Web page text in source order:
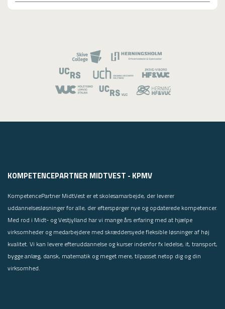
KOMPETENCEPARTNER MIDTVEST - KPMV
KompetencePartner MidtVest er et skolesamarbejde, der leverer
uddannelsesløsninger for alle, der efterspørger nye og opdaterede kompetencer.
Med rod i Midt- og Vestjylland har vi mange års erfaring med at hjælpe
virksomheder og medarbejdere med skræddersyede fleksible løsninger af høj
kvalitet. Vi kan levere efteruddannelse og kurser indenfor fx ledelse, it, transport,
bygge anlæg, dansk, matematik og meget mere, tilpasset netop dig og din
virksomhed.